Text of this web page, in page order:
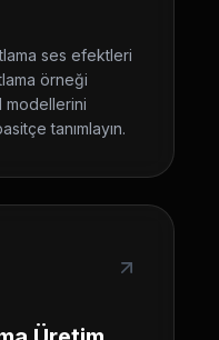
ses efektleri
örneği
modellerini
tanımlayın.